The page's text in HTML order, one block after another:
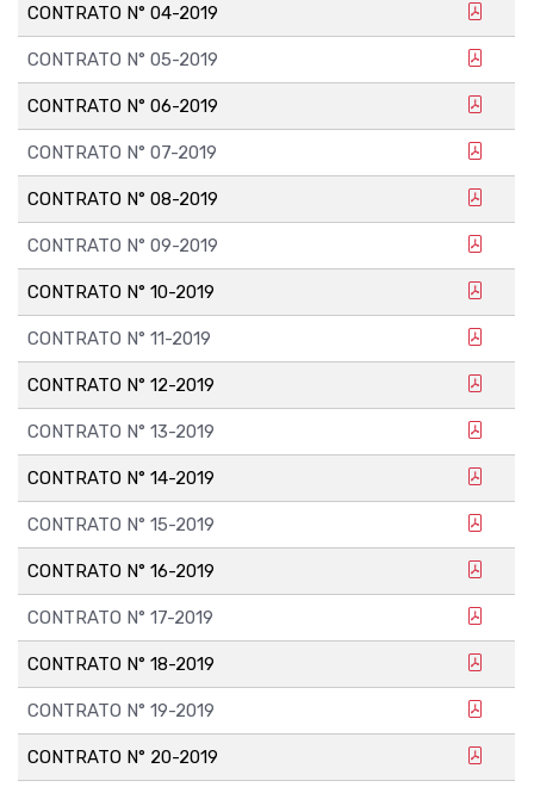
CONTRATO N° 04-2019
CONTRATO N° 05-2019
CONTRATO N° 06-2019
CONTRATO N° 07-2019
CONTRATO N° 08-2019
CONTRATO N° 09-2019
CONTRATO N° 10-2019
CONTRATO N° 11-2019
CONTRATO N° 12-2019
CONTRATO N° 13-2019
CONTRATO N° 14-2019
CONTRATO N° 15-2019
CONTRATO N° 16-2019
CONTRATO N° 17-2019
CONTRATO N° 18-2019
CONTRATO N° 19-2019
CONTRATO N° 20-2019